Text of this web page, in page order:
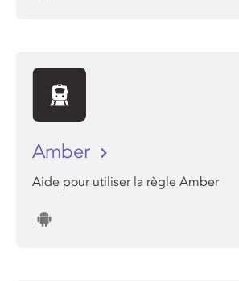
Amber
Aide pour utiliser la règle Amber